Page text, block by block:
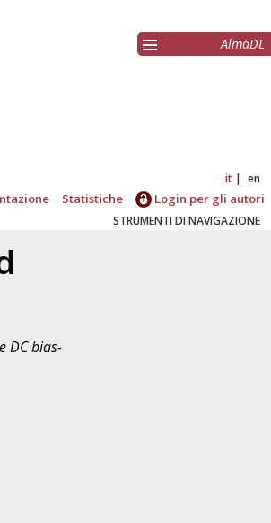
AlmaDL
it en
Statistiche Login per gli autori
STRUMENTI DI NAVIGAZIONE
DC bias-